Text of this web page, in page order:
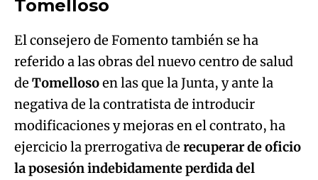
Tomelloso
El consejero de Fomento también se ha
referido a las obras del nuevo centro de salud
de Tomellosoen las que la Junta, y ante la
negativa de la contratista de introducir
modificaciones y mejoras en el contrato, ha
ejercicio la prerrogativa de recuperar de oficio
la posesión indebidamente perdida del